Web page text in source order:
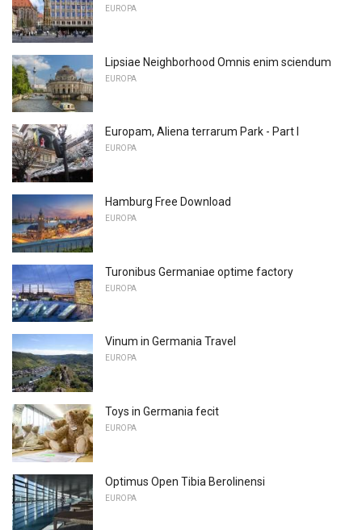
EUROPA
Lipsiae Neighborhood Omnis enim sciendum
EUROPA
Europam, Aliena terrarum Park - Part I
EUROPA
Hamburg Free Download
EUROPA
Turonibus Germaniae optime factory
EUROPA
Vinum in Germania Travel
EUROPA
Toys in Germania fecit
EUROPA
Optimus Open Tibia Berolinensi
EUROPA